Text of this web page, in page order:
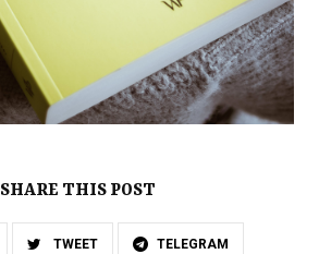
SHARE THIS POST
TWEET TELEGRAM